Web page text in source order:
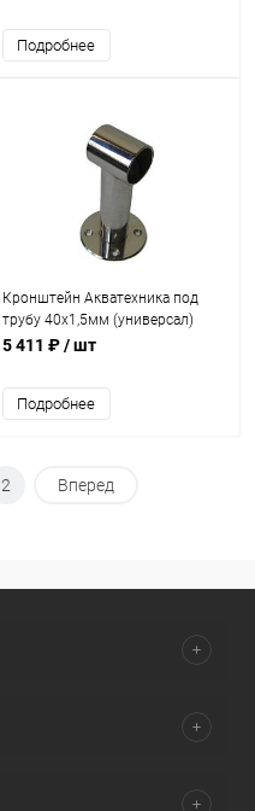
Подробнее
Кронштейн Акватехника под
трубу 40х1,5мм (универсал)
(AT11.08)
5 411 ₽/ шт
Подробнее
2 Вперед